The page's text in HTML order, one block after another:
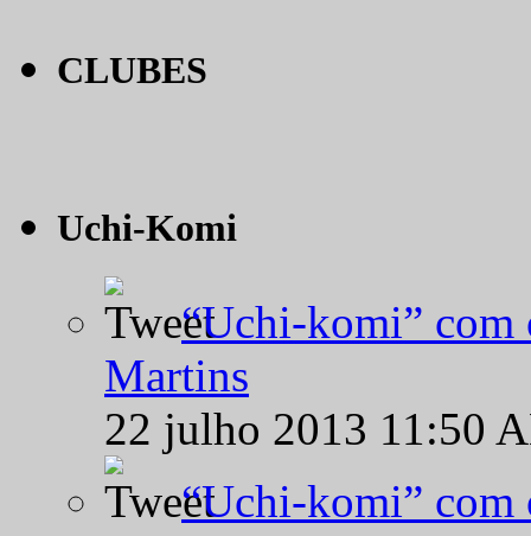
CLUBES
Uchi-Komi
“Uchi-komi” com
Martins
22 julho 2013 11:50
“Uchi-komi” com